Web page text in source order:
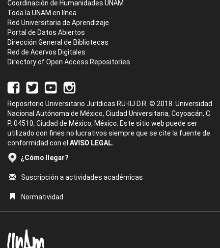
Coordinación de Humanidades UNAM
Toda la UNAM en línea
Red Universitaria de Aprendizaje
Portal de Datos Abiertos
Dirección General de Bibliotecas
Red de Acervos Digitales
Directory of Open Access Repositories
Repositorio Universitario Jurídicas RU-IIJ D.R. © 2018. Universidad
Nacional Autónoma de México, Ciudad Universitaria, Coyoacán, C.
P. 04510, Ciudad de México, México. Este sitio web puede ser
utilizado con fines no lucrativos siempre que se cite la fuente de
conformidad con el AVISO LEGAL.
¿Cómo llegar?
Suscripción a actividades académicas
Normatividad